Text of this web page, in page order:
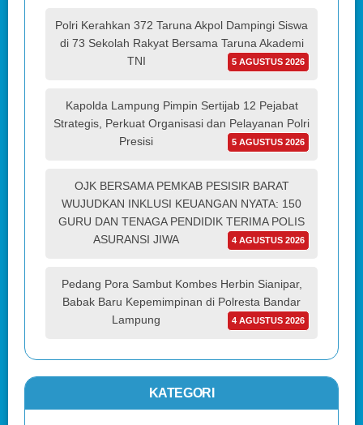
Polri Kerahkan 372 Taruna Akpol Dampingi Siswa
di 73 Sekolah Rakyat Bersama Taruna Akademi
TNI
5 AGUSTUS 2026
Kapolda Lampung Pimpin Sertijab 12 Pejabat
Strategis, Perkuat Organisasi dan Pelayanan Polri
Presisi
5 AGUSTUS 2026
OJK BERSAMA PEMKAB PESISIR BARAT
WUJUDKAN INKLUSI KEUANGAN NYATA: 150
GURU DAN TENAGA PENDIDIK TERIMA POLIS
ASURANSI JIWA
4 AGUSTUS 2026
Pedang Pora Sambut Kombes Herbin Sianipar,
Babak Baru Kepemimpinan di Polresta Bandar
Lampung
4 AGUSTUS 2026
KATEGORI